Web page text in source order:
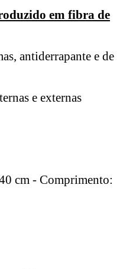
em fibra de
antiderrapante e de
e externas
cm - Comprimento: